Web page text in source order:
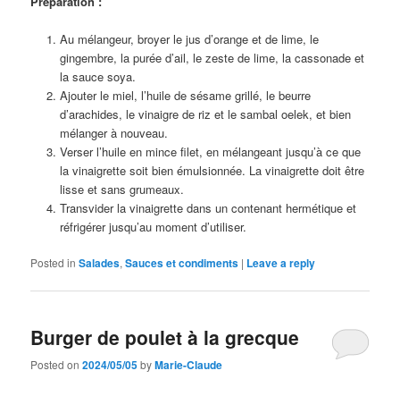
Au mélangeur, broyer le jus d’orange et de lime, le
gingembre, la purée d’ail, le zeste de lime, la cassonade et
la sauce soya.
Ajouter le miel, l’huile de sésame grillé, le beurre
d’arachides, le vinaigre de riz et le sambal oelek, et bien
mélanger à nouveau.
Verser l’huile en mince filet, en mélangeant jusqu’à ce que
la vinaigrette soit bien émulsionnée. La vinaigrette doit être
lisse et sans grumeaux.
Transvider la vinaigrette dans un contenant hermétique et
réfrigérer jusqu’au moment d’utiliser.
Posted in Salades,Sauces et condiments | Leave a reply
Burger de poulet à la grecque
Posted on2024/05/05byMarie-Claude